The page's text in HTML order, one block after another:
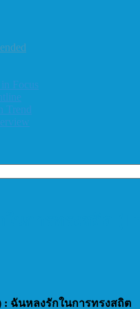
Focus
Trend
: ฉันหลงรักในการทรงสถิต